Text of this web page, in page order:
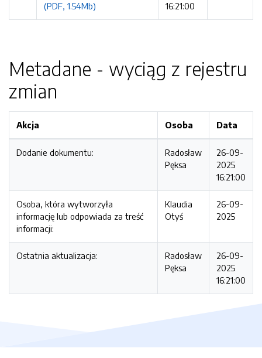
(PDF, 1.54Mb)
16:21:00
Metadane - wyciąg z rejestru
zmian
Akcja Osoba Data
Dodanie dokumentu:
Radosław
Pęksa
26-09-
2025
16:21:00
Osoba, która wytworzyła
informację lub odpowiada za treść
informacji:
Klaudia
Otyś
26-09-
2025
Ostatnia aktualizacja:
Radosław
Pęksa
26-09-
2025
16:21:00